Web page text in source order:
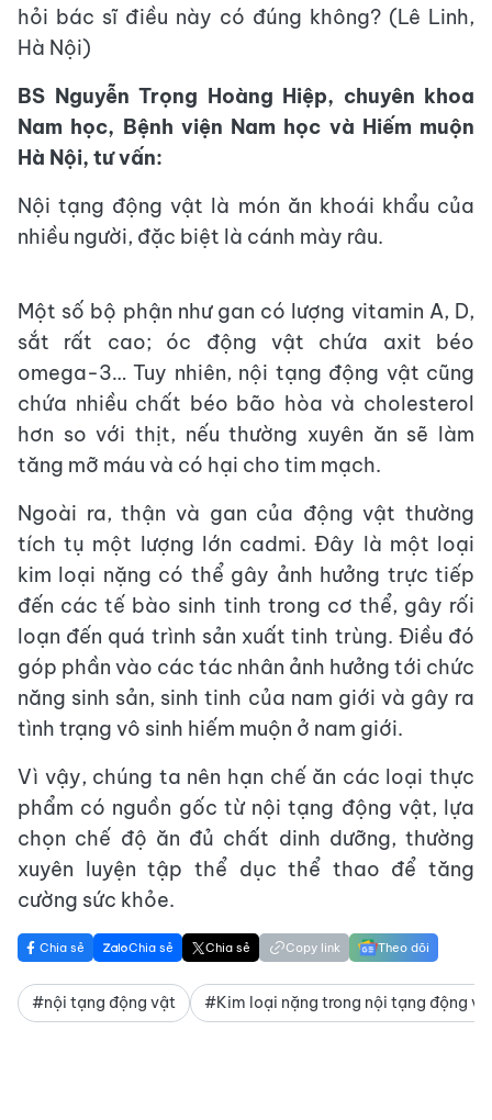
hỏi bác sĩ điều này có đúng không? (Lê Linh,
Hà Nội)
BS Nguyễn Trọng Hoàng Hiệp, chuyên khoa
Nam học, Bệnh viện Nam học và Hiếm muộn
Hà Nội, tư vấn:
Nội tạng động vật là món ăn khoái khẩu của
nhiều người, đặc biệt là cánh mày râu.
Một số bộ phận như gan có lượng vitamin A, D,
sắt rất cao; óc động vật chứa axit béo
omega-3… Tuy nhiên, nội tạng động vật cũng
chứa nhiều chất béo bão hòa và cholesterol
hơn so với thịt, nếu thường xuyên ăn sẽ làm
tăng mỡ máu và có hại cho tim mạch.
Ngoài ra, thận và gan của động vật thường
tích tụ một lượng lớn cadmi. Đây là một loại
kim loại nặng có thể gây ảnh hưởng trực tiếp
đến các tế bào sinh tinh trong cơ thể, gây rối
loạn đến quá trình sản xuất tinh trùng. Điều đó
góp phần vào các tác nhân ảnh hưởng tới chức
năng sinh sản, sinh tinh của nam giới và gây ra
tình trạng vô sinh hiếm muộn ở nam giới.
Vì vậy, chúng ta nên hạn chế ăn các loại thực
phẩm có nguồn gốc từ nội tạng động vật, lựa
chọn chế độ ăn đủ chất dinh dưỡng, thường
xuyên luyện tập thể dục thể thao để tăng
cường sức khỏe.
Chia sẻ Chia sẻ Chia sẻ Copy link Theo dõi
#nội tạng động vật #Kim loại nặng trong nội tạng động